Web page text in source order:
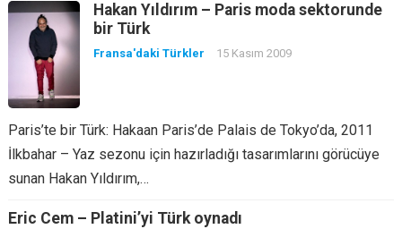
Hakan Yıldırım – Paris moda sektorunde
bir Türk
Fransa'daki Türkler 15 Kasım 2009
Paris’te bir Türk: Hakaan Paris’de Palais de Tokyo’da, 2011
İlkbahar – Yaz sezonu için hazırladığı tasarımlarını görücüye
sunan Hakan Yıldırım,…
Eric Cem – Platini’yi Türk oynadı